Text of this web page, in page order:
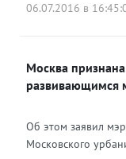
06.07.2016 в
Москва
развивающимся
Об этом заявил
Московского